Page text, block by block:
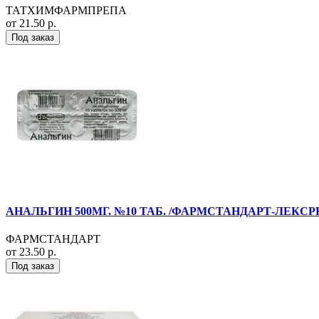
ТАТХИМФАРМПРЕПА
от 21.50 р.
Под заказ
АНАЛЬГИН 500МГ. №10 ТАБ. /ФАРМСТАНДАРТ-
ФАРМСТАНДАРТ
от 23.50 р.
Под заказ